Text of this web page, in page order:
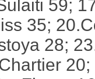
59;
35;
28;